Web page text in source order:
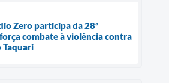
Zero participa da 28ª
combate à violência contra
Taquari